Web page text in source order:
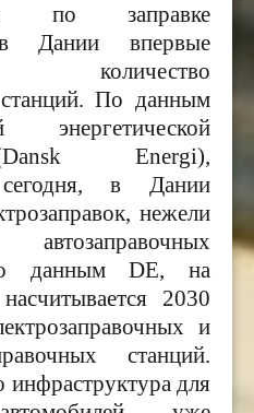
по заправке
в Дании впервые
станций. По данным
энергетической
Energi),
сегодня, в Дании
нежели
даннымDE, на
2030
и
станций.
инфраструктура для